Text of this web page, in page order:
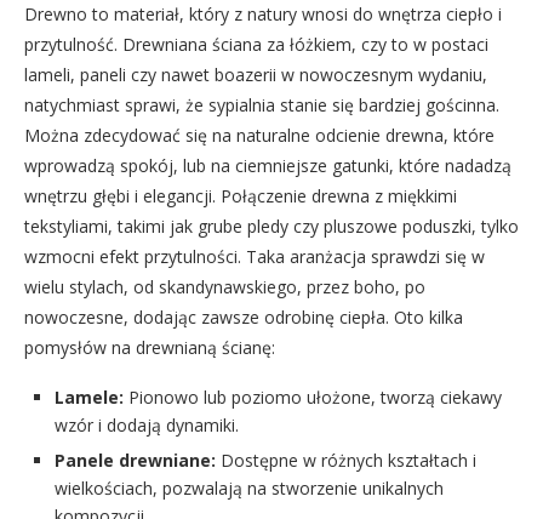
Drewno to materiał, który z natury wnosi do wnętrza ciepło i
przytulność. Drewniana ściana za łóżkiem, czy to w postaci
lameli, paneli czy nawet boazerii w nowoczesnym wydaniu,
natychmiast sprawi, że sypialnia stanie się bardziej gościnna.
Można zdecydować się na naturalne odcienie drewna, które
wprowadzą spokój, lub na ciemniejsze gatunki, które nadadzą
wnętrzu głębi i elegancji. Połączenie drewna z miękkimi
tekstyliami, takimi jak grube pledy czy pluszowe poduszki, tylko
wzmocni efekt przytulności. Taka aranżacja sprawdzi się w
wielu stylach, od skandynawskiego, przez boho, po
nowoczesne, dodając zawsze odrobinę ciepła. Oto kilka
pomysłów na drewnianą ścianę:
Lamele: Pionowo lub poziomo ułożone, tworzą ciekawy
wzór i dodają dynamiki.
Panele drewniane: Dostępne w różnych kształtach i
wielkościach, pozwalają na stworzenie unikalnych